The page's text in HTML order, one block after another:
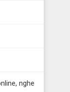
nghe